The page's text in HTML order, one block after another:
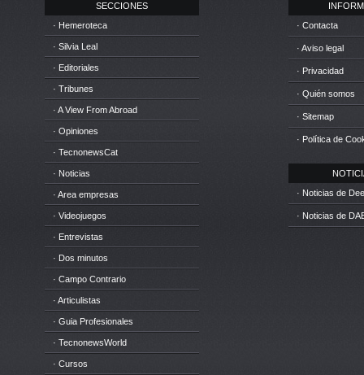
SECCIONES
· Hemeroteca
· Silvia Leal
· Editoriales
· Tribunes
· A View From Abroad
· Opiniones
· TecnonewsCat
· Noticias
· Area empresas
· Videojuegos
· Entrevistas
· Dos minutos
· Campo Contrario
· Articulistas
· Guia Profesionales
· TecnonewsWorld
· Cursos
· Contacta
· Aviso legal
· Privacidad
· Quién somos
· Sitemap
· Política de
· Noticias de
· Noticias de